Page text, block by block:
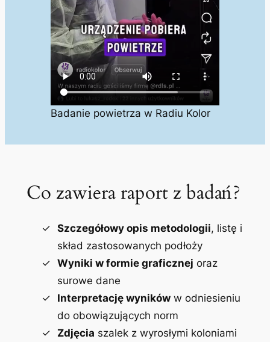
Badanie powietrza w Radiu Kolor
Co zawiera raport z badań?
Szczegółowy opis metodologii, listę i
skład zastosowanych podłoży
Wyniki w formie graficznej oraz
surowe dane
Interpretację wynikóww odniesieniu
do obowiązujących norm
Zdjęcia szalek z wyrosłymi koloniami